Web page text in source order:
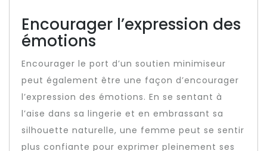
Encourager l’expression des
émotions
Encourager le port d’un soutien minimiseur
peut également être une façon d’encourager
l’expression des émotions. En se sentant à
l’aise dans sa lingerie et en embrassant sa
silhouette naturelle, une femme peut se sentir
plus confiante pour exprimer pleinement ses